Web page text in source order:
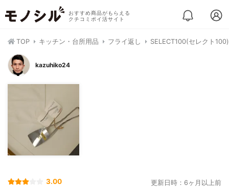
おすすめ商品がもらえる
クチコミポイ活サイト
TOP キッチン・台所用品 フライ返し SELECT100(セレクト
kazuhiko24
3.00 更新日時：6ヶ月以上前